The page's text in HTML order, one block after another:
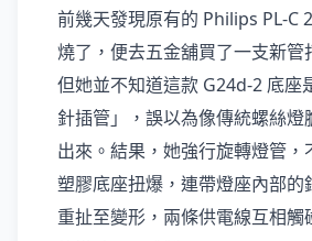
前幾天發現原有的 Philips PL-C
燒了，便去五金舖買了一支新管
但她並不知道這款 G24d-2 底座
針插管」，誤以為像傳統螺絲燈
出來。結果，她強行旋轉燈管，
塑膠底座扭爆，連帶燈座內部的
重扯至變形，兩條供電線互相觸